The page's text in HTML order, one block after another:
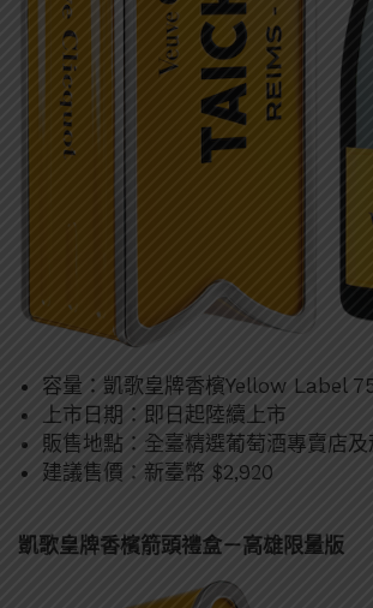
容量：凱歌皇牌香檳Yellow Label
上市日期：即日起陸續上市
販售地點：全臺精選葡萄酒專賣店
建議售價：新臺幣 $2,920
凱歌皇牌香檳箭頭禮盒－高雄限量版